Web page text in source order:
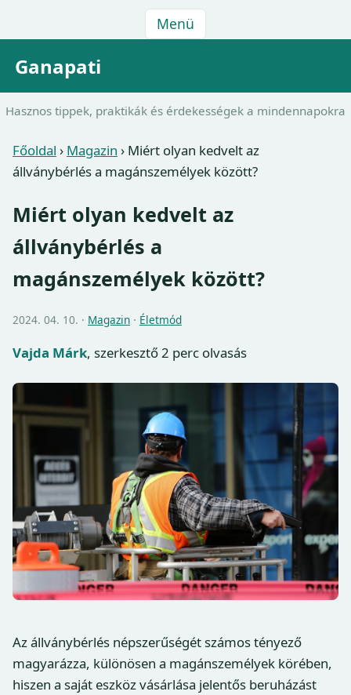
Menü
Ganapati
Hasznos tippek, praktikák és érdekességek a mindennapokra
Főoldal › Magazin › Miért olyan kedvelt az
állványbérlés a magánszemélyek között?
Miért olyan kedvelt az
állványbérlés a
magánszemélyek között?
2024. 04. 10. · Magazin · Életmód
Vajda Márk, szerkesztő2 perc olvasás
Az állványbérlés népszerűségét számos tényező
magyarázza, különösen a magánszemélyek körében,
hiszen a saját eszköz vásárlása jelentős beruházást